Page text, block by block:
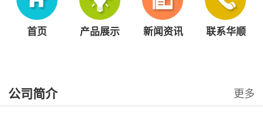
首页 产品展示 新闻资讯 联系华顺
公司简介 更多